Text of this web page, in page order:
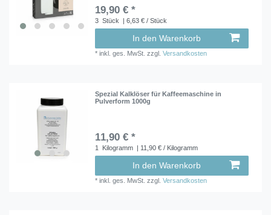
19,90 € *
3 Stück | 6,63 € / Stück
In den Warenkorb
*inkl. ges. MwSt. zzgl.Versandkosten
Spezial Kalklöser für Kaffeemaschine in
Pulverform 1000g
11,90 € *
1 Kilogramm | 11,90 € / Kilogramm
In den Warenkorb
*inkl. ges. MwSt. zzgl.Versandkosten